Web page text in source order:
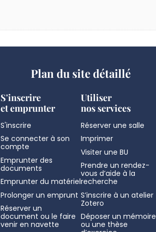
Plan du site détaillé
S'inscrire
et emprunter
S'inscrire
Se connecter à son
compte
Emprunter des
documents
Emprunter du matériel
Prolonger un emprunt
Réserver un
document ou le faire
venir en navette
Utiliser
nos services
Réserver une salle
Imprimer
Visiter une BU
Prendre un rendez-
vous d’aide à la
recherche
S’inscrire à un atelier
Zotero
Déposer un mémoire
ou une thèse